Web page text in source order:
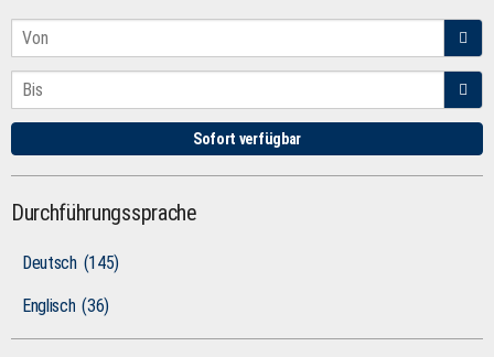
Sofort verfügbar
Durchführungssprache
Deutsch (145)
Englisch (36)